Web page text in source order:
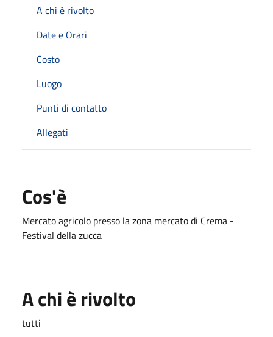
A chi è rivolto
Date e Orari
Costo
Luogo
Punti di contatto
Allegati
Cos'è
Mercato agricolo presso la zona mercato di Crema -
Festival della zucca
A chi è rivolto
tutti